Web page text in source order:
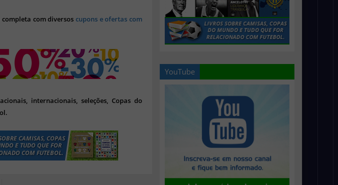
com diversoscupons e ofertas com
internacionais, seleções, Copas do
YouTube